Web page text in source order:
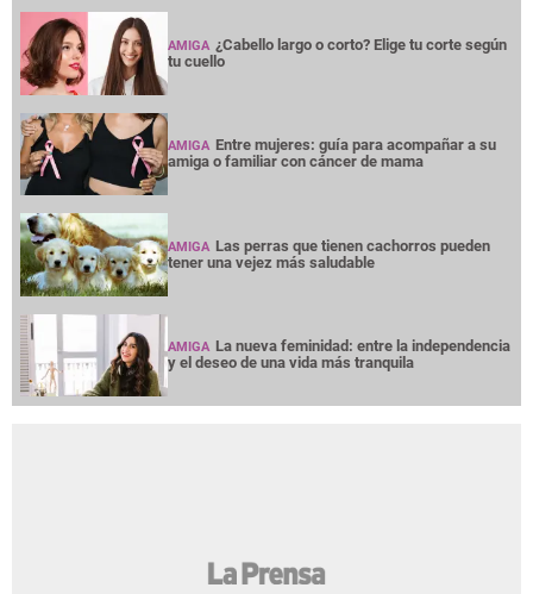
AMIGA ¿Cabello largo o corto? Elige tu corte según
tu cuello
AMIGA Entre mujeres: guía para acompañar a su
amiga o familiar con cáncer de mama
AMIGA Las perras que tienen cachorros pueden
tener una vejez más saludable
AMIGA La nueva feminidad: entre la independencia
y el deseo de una vida más tranquila